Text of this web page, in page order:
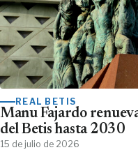
REAL BETIS
Manu Fajardo
del Betis hasta 2030
15 de julio de 2026